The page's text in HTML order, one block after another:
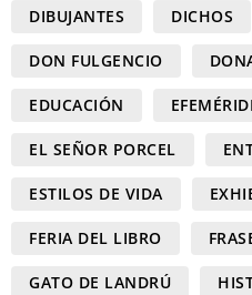
DIBUJANTES DICHOS
DON FULGENCIO
EDUCACIÓN
EL SEÑOR PORCEL
ESTILOS DE VIDA
FERIA DEL LIBRO
GATO DE LANDRÚ